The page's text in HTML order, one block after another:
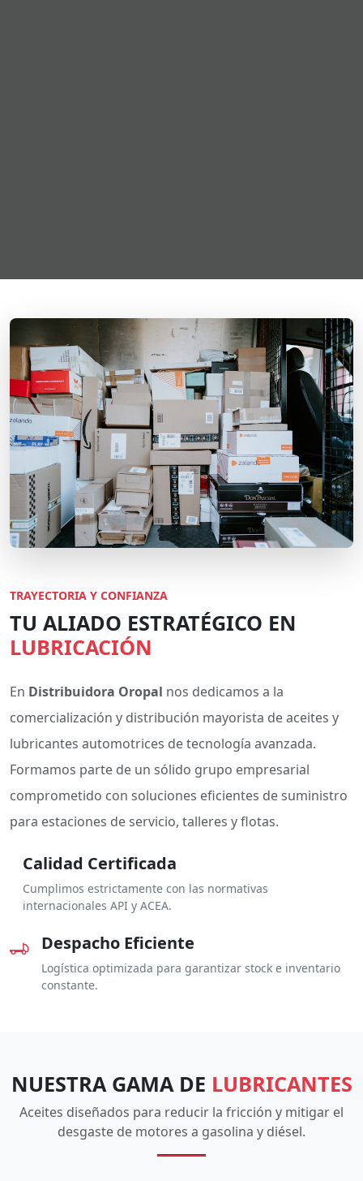
TRAYECTORIA Y CONFIANZA
TU ALIADO ESTRATÉGICO EN
LUBRICACIÓN
En Distribuidora Oropal nos dedicamos a la
comercialización y distribución mayorista de aceites y
lubricantes automotrices de tecnología avanzada.
Formamos parte de un sólido grupo empresarial
comprometido con soluciones eficientes de suministro
para estaciones de servicio, talleres y flotas.
Calidad Certificada
Cumplimos estrictamente con las normativas
internacionales API y ACEA.
Despacho Eficiente
Logística optimizada para garantizar stock e inventario
constante.
NUESTRA GAMA DE LUBRICANTES
Aceites diseñados para reducir la fricción y mitigar el
desgaste de motores a gasolina y diésel.